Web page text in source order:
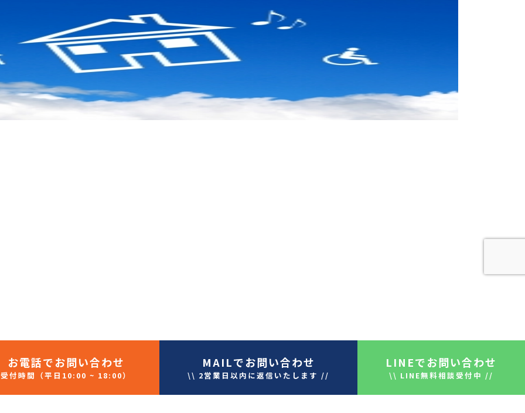
お電話でお問い合わせ
受付時間（平日10:00 ~ 18:00）
MAILでお問い合わせ
\\ 2営業日以内に返信いたします //
LINEでお問い合わせ
\\ LINE無料相談受付中 //